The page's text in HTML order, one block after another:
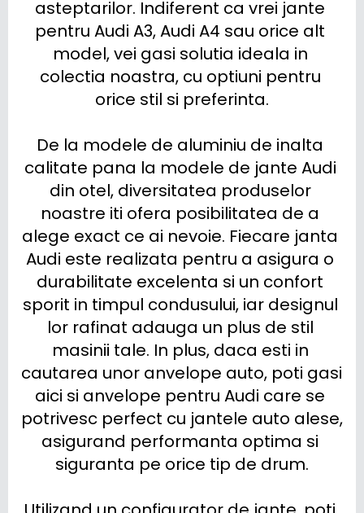
asteptarilor. Indiferent ca vrei jante
pentru Audi A3, Audi A4 sau orice alt
model, vei gasi solutia ideala in
colectia noastra, cu optiuni pentru
orice stil si preferinta.
De la modele de aluminiu de inalta
calitate pana la modele de jante Audi
din otel, diversitatea produselor
noastre iti ofera posibilitatea de a
alege exact ce ai nevoie. Fiecare janta
Audi este realizata pentru a asigura o
durabilitate excelenta si un confort
sporit in timpul condusului, iar designul
lor rafinat adauga un plus de stil
masinii tale. In plus, daca esti in
cautarea unor anvelope auto, poti gasi
aici si anvelope pentru Audi care se
potrivesc perfect cu jantele auto alese,
asigurand performanta optima si
siguranta pe orice tip de drum.